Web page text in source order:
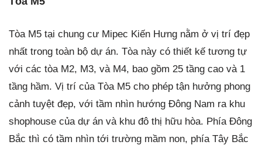
Tòa M5 tại chung cư Mipec Kiến Hưng nằm ở vị trí đẹp
nhất trong toàn bộ dự án. Tòa này có thiết kế tương tự
với các tòa M2, M3, và M4, bao gồm 25 tầng cao và 1
tầng hầm. Vị trí của Tòa M5 cho phép tận hưởng phong
cảnh tuyệt đẹp, với tầm nhìn hướng Đông Nam ra khu
shophouse của dự án và khu đô thị hữu hòa. Phía Đông
Bắc thì có tầm nhìn tới trường mầm non, phía Tây Bắc